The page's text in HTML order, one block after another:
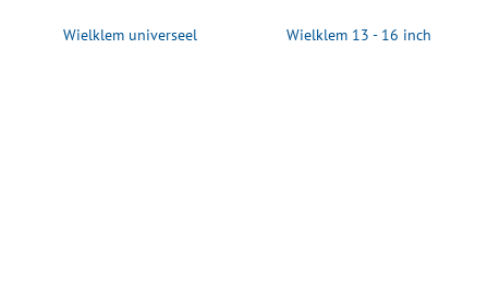
Wielklem universeel Wielklem 13 - 16 inch